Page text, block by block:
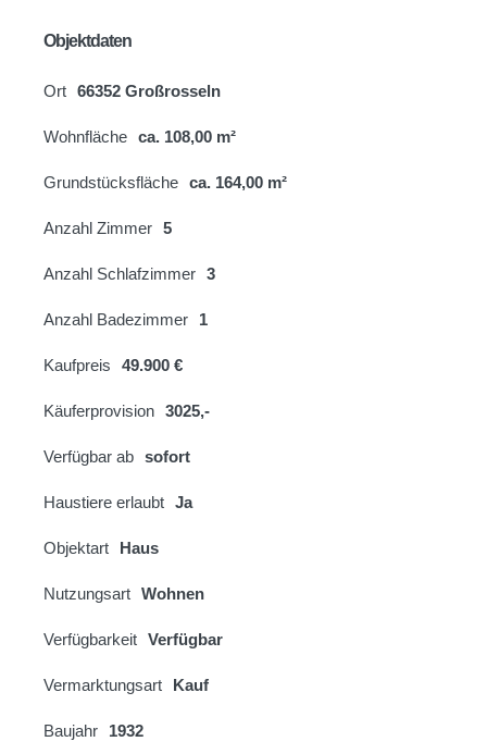
Objektdaten
Ort 66352 Großrosseln
Wohnfläche ca. 108,00 m²
Grundstücksfläche ca. 164,00 m²
Anzahl Zimmer 5
Anzahl Schlafzimmer 3
Anzahl Badezimmer 1
Kaufpreis 49.900 €
Käuferprovision 3025,-
Verfügbar ab sofort
Haustiere erlaubt Ja
Objektart Haus
Nutzungsart Wohnen
Verfügbarkeit Verfügbar
Vermarktungsart Kauf
Baujahr 1932